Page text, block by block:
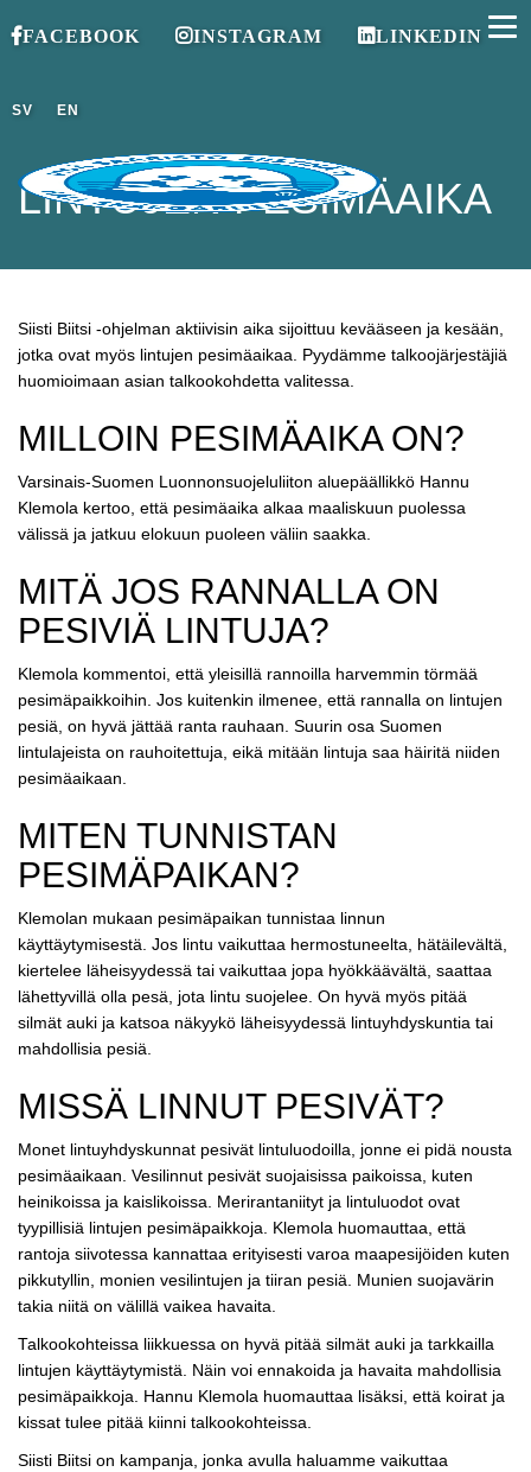
FACEBOOK INSTAGRAM LINKEDIN
SV EN
LINTUJEN PESIMÄAIKA
Siisti Biitsi -ohjelman aktiivisin aika sijoittuu kevääseen ja kesään,
jotka ovat myös lintujen pesimäaikaa. Pyydämme talkoojärjestäjiä
huomioimaan asian talkookohdetta valitessa.
MILLOIN PESIMÄAIKA ON?
Varsinais-Suomen Luonnonsuojeluliiton aluepäällikkö Hannu
Klemola kertoo, että pesimäaika alkaa maaliskuun puolessa
välissä ja jatkuu elokuun puoleen väliin saakka.
MITÄ JOS RANNALLA ON
PESIVIÄ LINTUJA?
Klemola kommentoi, että yleisillä rannoilla harvemmin törmää
pesimäpaikkoihin. Jos kuitenkin ilmenee, että rannalla on lintujen
pesiä, on hyvä jättää ranta rauhaan. Suurin osa Suomen
lintulajeista on rauhoitettuja, eikä mitään lintuja saa häiritä niiden
pesimäaikaan.
MITEN TUNNISTAN
PESIMÄPAIKAN?
Klemolan mukaan pesimäpaikan tunnistaa linnun
käyttäytymisestä. Jos lintu vaikuttaa hermostuneelta, hätäilevältä,
kiertelee läheisyydessä tai vaikuttaa jopa hyökkäävältä, saattaa
lähettyvillä olla pesä, jota lintu suojelee. On hyvä myös pitää
silmät auki ja katsoa näkyykö läheisyydessä lintuyhdyskuntia tai
mahdollisia pesiä.
MISSÄ LINNUT PESIVÄT?
Monet lintuyhdyskunnat pesivät lintuluodoilla, jonne ei pidä nousta
pesimäaikaan. Vesilinnut pesivät suojaisissa paikoissa, kuten
heinikoissa ja kaislikoissa. Merirantaniityt ja lintuluodot ovat
tyypillisiä lintujen pesimäpaikkoja. Klemola huomauttaa, että
rantoja siivotessa kannattaa erityisesti varoa maapesijöiden kuten
pikkutyllin, monien vesilintujen ja tiiran pesiä. Munien suojavärin
takia niitä on välillä vaikea havaita.
Talkookohteissa liikkuessa on hyvä pitää silmät auki ja tarkkailla
lintujen käyttäytymistä. Näin voi ennakoida ja havaita mahdollisia
pesimäpaikkoja. Hannu Klemola huomauttaa lisäksi, että koirat ja
kissat tulee pitää kiinni talkookohteissa.
Siisti Biitsi on kampanja, jonka avulla haluamme vaikuttaa